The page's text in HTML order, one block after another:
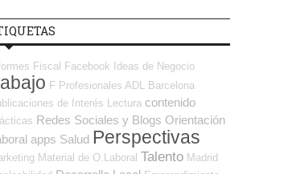
Fiscal Facebook Ideas de Negocio
F Profesionales ADL
Barcelona
de Interés
Lectura contenido
Redes Sociales y Blogs Orientación
apps Salud Perspectivas
Material de O.Laboral Talento Madrid